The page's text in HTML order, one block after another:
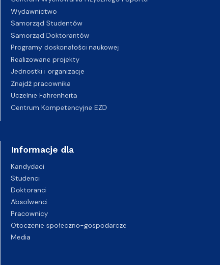
Wydawnictwo
Samorząd Studentów
Samorząd Doktorantów
Programy doskonałości naukowej
Realizowane projekty
Jednostki i organizacje
Znajdź pracownika
Uczelnie Fahrenheita
Centrum Kompetencyjne EZD
Informacje dla
Kandydaci
Studenci
Doktoranci
Absolwenci
Pracownicy
Otoczenie społeczno-gospodarcze
Media